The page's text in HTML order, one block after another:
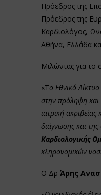
Πρόεδρος της
Πρόεδρος της
Καρδιολόγος,
Αθήνα, Ελλάδα
Μιλώντας για το
«Το Εθνικό
στην πρόληψη και
ιατρική
διάγνωσης και
Καρδιολογικής
κληρονομικών
Ο Δρ Άρης